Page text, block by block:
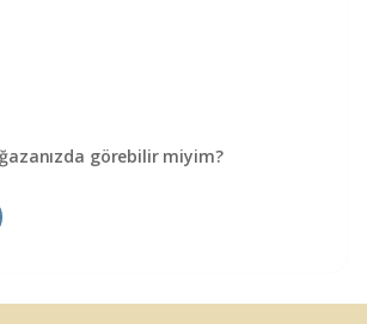
görebilir miyim?